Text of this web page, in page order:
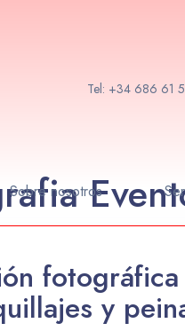
Tel: +34 686 61
Sobre nosotros
fotográfica
y